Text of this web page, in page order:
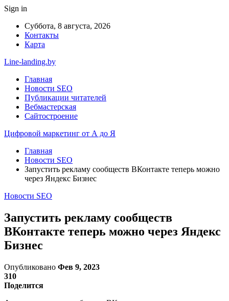
Sign in
Суббота, 8 августа, 2026
Контакты
Карта
Line-landing.by
Главная
Новости SEO
Публикации читателей
Вебмастерская
Сайтостроение
Цифровой маркетинг от А до Я
Главная
Новости SEO
Запустить рекламу сообществ ВКонтакте теперь можно
через Яндекс Бизнес
Новости SEO
Запустить рекламу сообществ
ВКонтакте теперь можно через Яндекс
Бизнес
Опубликовано Фев 9, 2023
310
Поделится